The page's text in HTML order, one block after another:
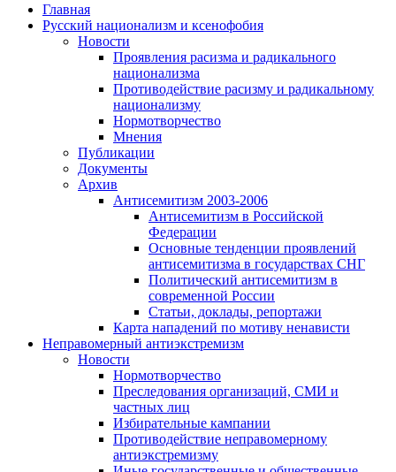
Главная
Русский национализм и ксенофобия
Новости
Проявления расизма и радикального
национализма
Противодействие расизму и радикальному
национализму
Нормотворчество
Мнения
Публикации
Документы
Архив
Антисемитизм 2003-2006
Антисемитизм в Российской
Федерации
Основные тенденции проявлений
антисемитизма в государствах СНГ
Политический антисемитизм в
современной России
Статьи, доклады, репортажи
Карта нападений по мотиву ненависти
Неправомерный антиэкстремизм
Новости
Нормотворчество
Преследования организаций, СМИ и
частных лиц
Избирательные кампании
Противодействие неправомерному
антиэкстремизму